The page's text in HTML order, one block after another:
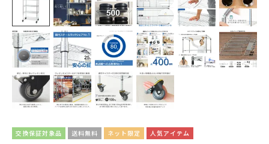
交換保証対象品 送料無料 ネット限定 人気アイテム